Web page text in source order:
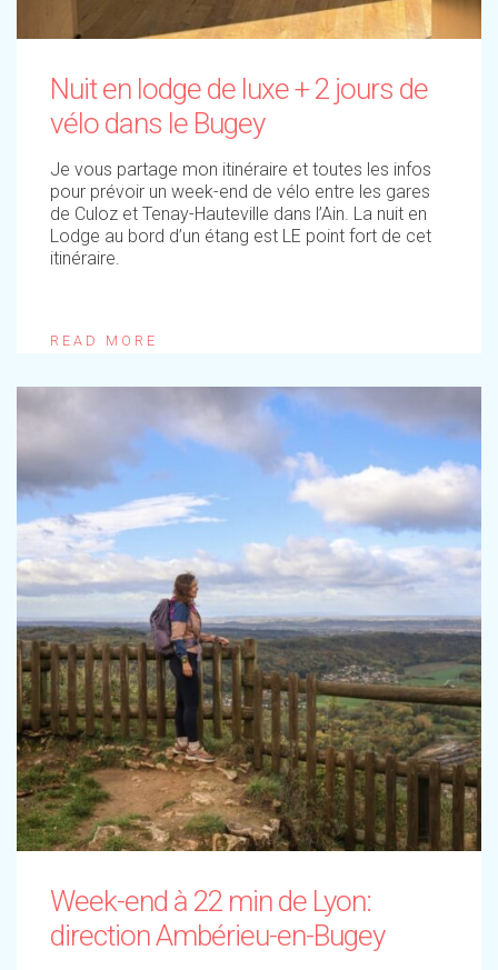
Nuit en lodge de luxe + 2 jours de
vélo dans le Bugey
Je vous partage mon itinéraire et toutes les infos
pour prévoir un week-end de vélo entre les gares
de Culoz et Tenay-Hauteville dans l’Ain. La nuit en
Lodge au bord d’un étang est LE point fort de cet
itinéraire.
READ MORE
Week-end à 22 min de Lyon:
direction Ambérieu-en-Bugey